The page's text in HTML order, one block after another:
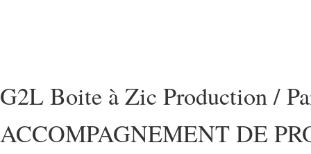
G2L Boite à Zic Production /
ACCOMPAGNEMENT DE